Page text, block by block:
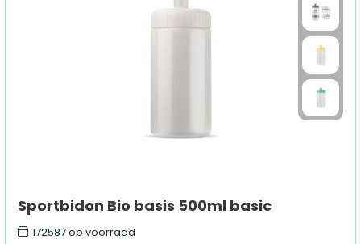
Sportbidon Bio basis 500ml basic
172587op voorraad